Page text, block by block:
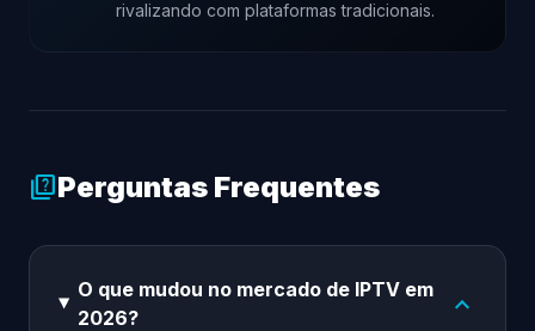
rivalizando com plataformas tradicionais.
quizPerguntas Frequentes
O que mudou no mercado de IPTV em
2026?
expand_more